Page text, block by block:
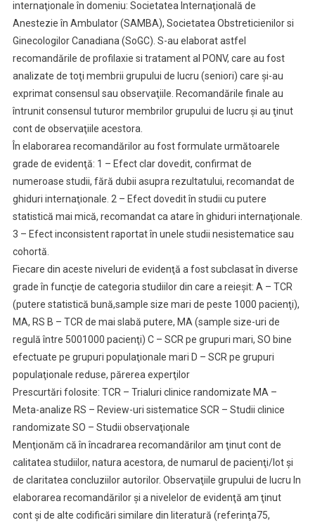
internaţionale în domeniu: Societatea Internaţională de
Anestezie în Ambulator (SAMBA), Societatea Obstreticienilor si
Ginecologilor Canadiana (SoGC). S-au elaborat astfel
recomandările de profilaxie si tratament al PONV, care au fost
analizate de toţi membrii grupului de lucru (seniori) care şi-au
exprimat consensul sau observaţiile. Recomandările finale au
întrunit consensul tuturor membrilor grupului de lucru şi au ţinut
cont de observaţiile acestora.
În elaborarea recomandărilor au fost formulate următoarele
grade de evidenţă: 1 – Efect clar dovedit, confirmat de
numeroase studii, fără dubii asupra rezultatului, recomandat de
ghiduri internaţionale. 2 – Efect dovedit în studii cu putere
statistică mai mică, recomandat ca atare în ghiduri internaţionale.
3 – Efect inconsistent raportat în unele studii nesistematice sau
cohortă.
Fiecare din aceste niveluri de evidenţă a fost subclasat în diverse
grade în funcţie de categoria studiilor din care a reieşit: A – TCR
(putere statistică bună,sample size mari de peste 1000 pacienţi),
MA, RS B – TCR de mai slabă putere, MA (sample size-uri de
regulă între 5001000 pacienţi) C – SCR pe grupuri mari, SO bine
efectuate pe grupuri populaţionale mari D – SCR pe grupuri
populaţionale reduse, părerea experţilor
Prescurtări folosite: TCR – Trialuri clinice randomizate MA –
Meta-analize RS – Review-uri sistematice SCR – Studii clinice
randomizate SO – Studii observaţionale
Menţionăm că în încadrarea recomandărilor am ţinut cont de
calitatea studiilor, natura acestora, de numarul de pacienţi/lot şi
de claritatea concluziilor autorilor. Observaţiile grupului de lucru In
elaborarea recomandărilor şi a nivelelor de evidenţă am ţinut
cont şi de alte codificări similare din literatură (referinţa75,